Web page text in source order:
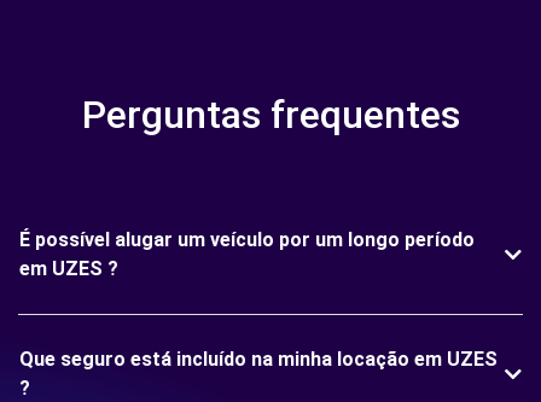
Perguntas frequentes
É possível alugar um veículo por um longo período
em UZES ?
Que seguro está incluído na minha locação em UZES
?